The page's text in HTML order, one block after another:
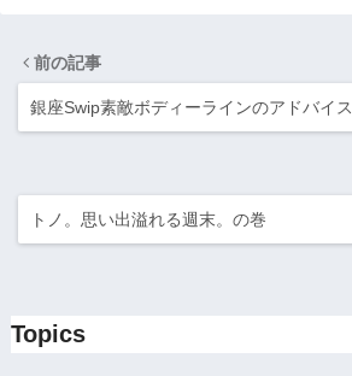
前の記事
銀座Swip素敵ボディーラインのアドバイス
トノ。思い出溢れる週末。の巻
Topics